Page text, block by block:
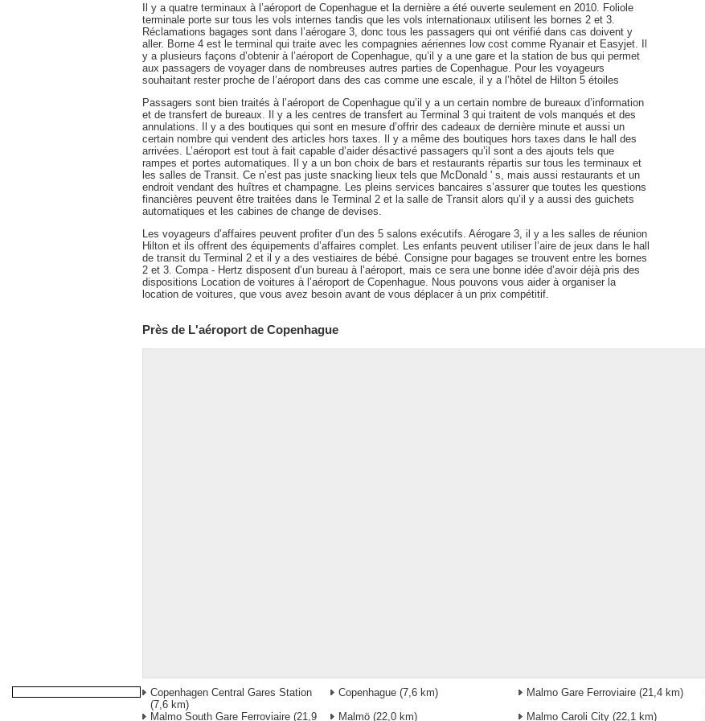
Il y a quatre terminaux à l’aéroport de Copenhague et la dernière a été ouverte seulement en 2010. Foliole
terminale porte sur tous les vols internes tandis que les vols internationaux utilisent les bornes 2 et 3.
Réclamations bagages sont dans l’aérogare 3, donc tous les passagers qui ont vérifié dans cas doivent y
aller. Borne 4 est le terminal qui traite avec les compagnies aériennes low cost comme Ryanair et Easyjet. Il
y a plusieurs façons d’obtenir à l’aéroport de Copenhague, qu’il y a une gare et la station de bus qui permet
aux passagers de voyager dans de nombreuses autres parties de Copenhague. Pour les voyageurs
souhaitant rester proche de l’aéroport dans des cas comme une escale, il y a l’hôtel de Hilton 5 étoiles
Passagers sont bien traités à l’aéroport de Copenhague qu’il y a un certain nombre de bureaux d’information
et de transfert de bureaux. Il y a les centres de transfert au Terminal 3 qui traitent de vols manqués et des
annulations. Il y a des boutiques qui sont en mesure d’offrir des cadeaux de dernière minute et aussi un
certain nombre qui vendent des articles hors taxes. Il y a même des boutiques hors taxes dans le hall des
arrivées. L’aéroport est tout à fait capable d’aider désactivé passagers qu’il sont a des ajouts tels que
rampes et portes automatiques. Il y a un bon choix de bars et restaurants répartis sur tous les terminaux et
les salles de Transit. Ce n’est pas juste snacking lieux tels que McDonald ' s, mais aussi restaurants et un
endroit vendant des huîtres et champagne. Les pleins services bancaires s’assurer que toutes les questions
financières peuvent être traitées dans le Terminal 2 et la salle de Transit alors qu’il y a aussi des guichets
automatiques et les cabines de change de devises.
Les voyageurs d’affaires peuvent profiter d’un des 5 salons exécutifs. Aérogare 3, il y a les salles de réunion
Hilton et ils offrent des équipements d’affaires complet. Les enfants peuvent utiliser l’aire de jeux dans le hall
de transit du Terminal 2 et il y a des vestiaires de bébé. Consigne pour bagages se trouvent entre les bornes
2 et 3. Compa - Hertz disposent d’un bureau à l’aéroport, mais ce sera une bonne idée d’avoir déjà pris des
dispositions Location de voitures à l’aéroport de Copenhague. Nous pouvons vous aider à organiser la
location de voitures, que vous avez besoin avant de vous déplacer à un prix compétitif.
Près de L'aéroport de Copenhague
Copenhagen Central Gares Station
(7,6 km)
Copenhague (7,6 km) Malmo Gare Ferroviaire (21,4 km)
Malmo South Gare Ferroviaire (21,9 Malmö (22,0 km) Malmo Caroli City (22,1 km)